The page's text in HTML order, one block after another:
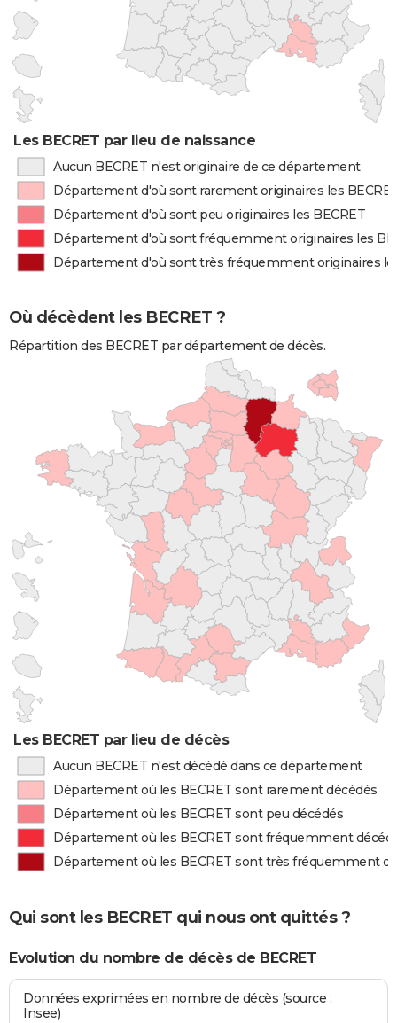
Les BECRET par lieu de naissance
Aucun BECRET n'est originaire de ce département
Département d'où sont rarement originaires les
Département d'où sont peu originaires les BECRET
Département d'où sont fréquemment originaires les
Département d'où sont très fréquemment originaires
Où décèdent les BECRET ?
Répartition des BECRET par département de décès.
Les BECRET par lieu de décès
Aucun BECRET n'est décédé dans ce département
Département où les BECRET sont rarement décédés
Département où les BECRET sont peu décédés
Département où les BECRET sont fréquemment
Département où les BECRET sont très fréquemment
Qui sont les BECRET qui nous ont quittés ?
Evolution du nombre de décès de BECRET
Données exprimées en nombre de décès (source :
Insee)